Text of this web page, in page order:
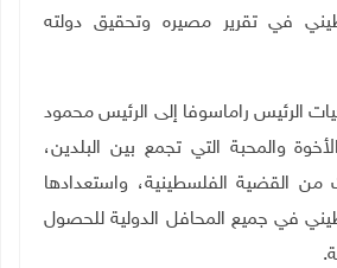
في تقرير مصيره وتحقيق دولته
الرئيس راماسوفا إلى الرئيس محمود
والمحبة التي تجمع بين البلدين،
من القضية الفلسطينية، واستعدادها
في جميع المحافل الدولية للحصول